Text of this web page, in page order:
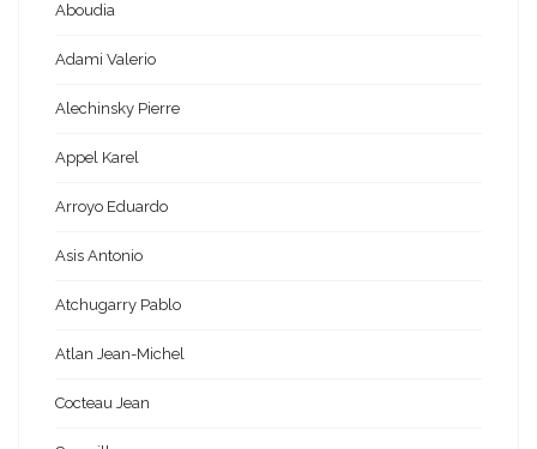
Aboudia
Adami Valerio
Alechinsky Pierre
Appel Karel
Arroyo Eduardo
Asis Antonio
Atchugarry Pablo
Atlan Jean-Michel
Cocteau Jean